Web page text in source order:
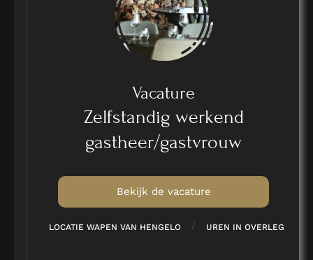
Vacature
Zelfstandig werkend
gastheer/gastvrouw
Bekijk de vacature
LOCATIE WAPEN VAN HENGELO / UREN IN OVERLEG